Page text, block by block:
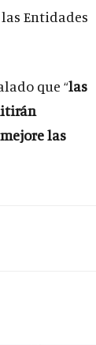
Entidades
que “las
las